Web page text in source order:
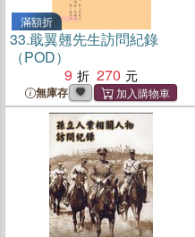
滿額折
33.戢翼翹先生訪問紀錄
（POD）
9
270
無庫存